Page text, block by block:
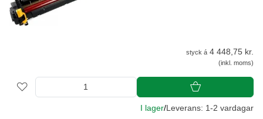
styck á 4 448,75 kr.
(inkl. moms)
I lager/Leverans: 1-2 vardagar